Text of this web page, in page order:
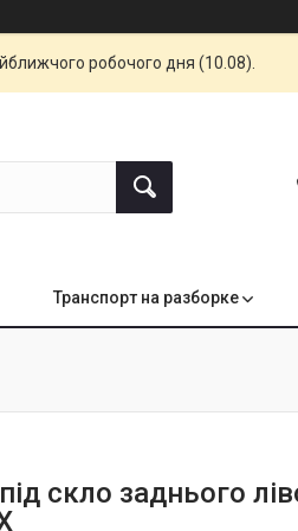
робочого дня (10.08).
Транспорт на разборке
скло заднього